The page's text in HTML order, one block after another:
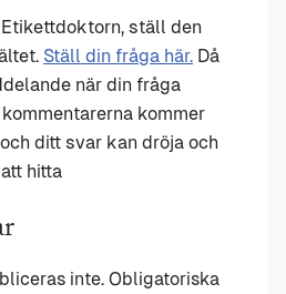
ställ den
Ställ din fråga här. Då
när din fråga
kommer
ditt svar kan dröja och
hitta
inte. Obligatoriska